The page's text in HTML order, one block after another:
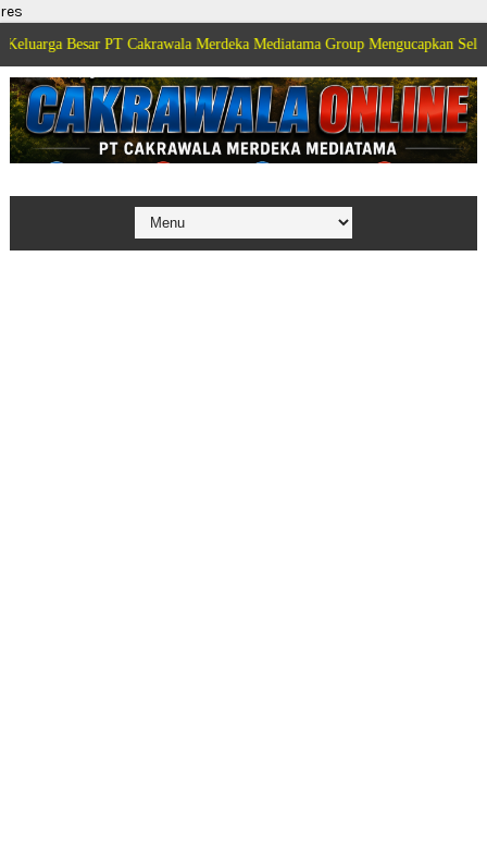
res
Besar PT Cakrawala Merdeka Mediatama Group Mengucapkan Selamat